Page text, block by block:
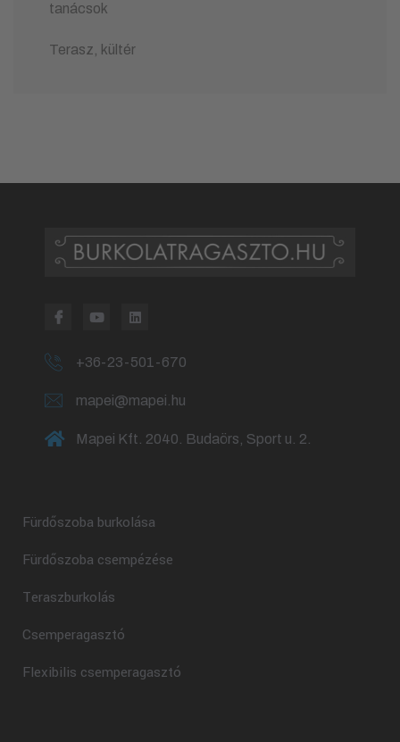
tanácsok
Terasz, kültér
+36-23-501-670
mapei@mapei.hu
Mapei Kft. 2040. Budaörs, Sport u. 2.
Fürdőszoba burkolása
Fürdőszoba csempézése
Teraszburkolás
Csemperagasztó
Flexibilis csemperagasztó